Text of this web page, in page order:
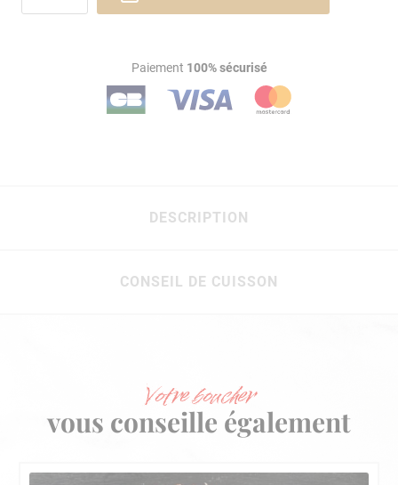
Paiement 100% sécurisé
DESCRIPTION
CONSEIL DE CUISSON
Votre boucher
vous conseille également